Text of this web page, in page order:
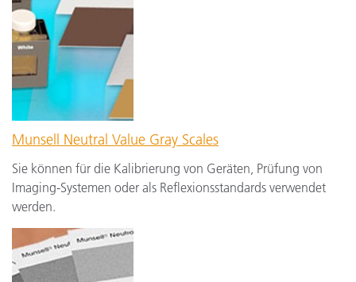
Munsell Neutral Value Gray Scales
Sie können für die Kalibrierung von Geräten, Prüfung von
Imaging-Systemen oder als Reflexionsstandards verwendet
werden.